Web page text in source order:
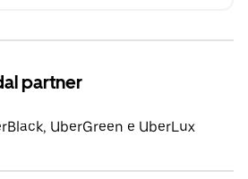
partner
UberGreen e UberLux